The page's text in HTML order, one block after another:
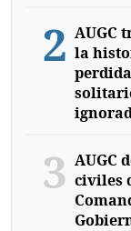
2 AUGC
la
3 AUGC
civiles